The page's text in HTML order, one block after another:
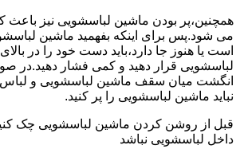
همچنین،پر بودن ماشین لباسشویی نیز
می شود.پس برای اینکه بفهمید ماشین
است یا هنوز جا دارد،باید دست خود را در
انگشت میان سقف ماشین لباسشویی و لباس
نباید ماشین لباسشویی را پر کنید.
قبل از روشن کردن ماشین لباسشویی چک
داخل لباسشویی نباشد